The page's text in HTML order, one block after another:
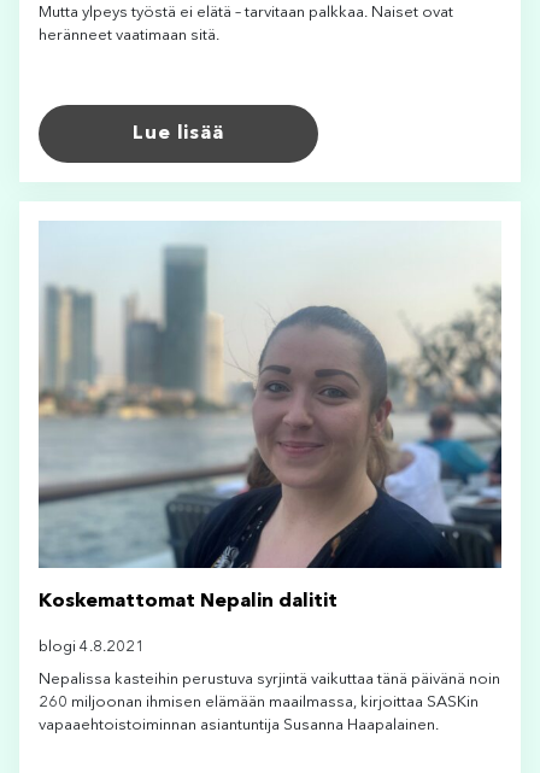
Mutta ylpeys työstä ei elätä – tarvitaan palkkaa. Naiset ovat
heränneet vaatimaan sitä.
Lue lisää
Koskemattomat Nepalin dalitit
blogi 4.8.2021
Nepalissa kasteihin perustuva syrjintä vaikuttaa tänä päivänä noin
260 miljoonan ihmisen elämään maailmassa, kirjoittaa SASKin
vapaaehtoistoiminnan asiantuntija Susanna Haapalainen.